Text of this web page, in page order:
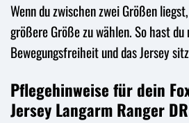
Wenn du zwischen zwei Größen
größere Größe zu wählen. So hast
Bewegungsfreiheit und das Jersey
Pflegehinweise für dein
Jersey Langarm Ranger DR